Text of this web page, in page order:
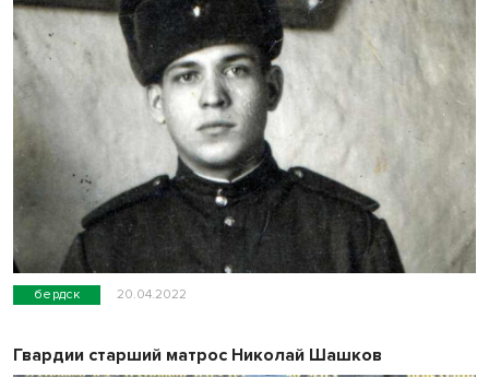
бердск 20.04.2022
Гвардии старший матрос Николай Шашков